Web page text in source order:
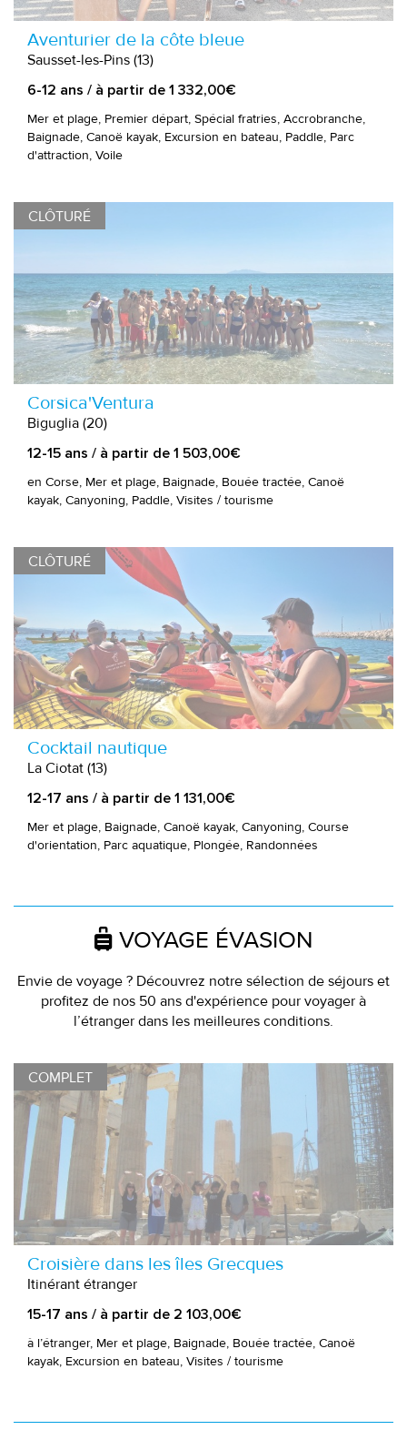
Aventurier de la côte bleue
Sausset-les-Pins (13)
6-12 ans / à partir de 1 332,00€
Mer et plage, Premier départ, Spécial fratries, Accrobranche,
Baignade, Canoë kayak, Excursion en bateau, Paddle, Parc
d'attraction, Voile
CLÔTURÉ
Corsica'Ventura
Biguglia (20)
12-15 ans / à partir de 1 503,00€
en Corse, Mer et plage, Baignade, Bouée tractée, Canoë
kayak, Canyoning, Paddle, Visites / tourisme
CLÔTURÉ
Cocktail nautique
La Ciotat (13)
12-17 ans / à partir de 1 131,00€
Mer et plage, Baignade, Canoë kayak, Canyoning, Course
d'orientation, Parc aquatique, Plongée, Randonnées
VOYAGE ÉVASION
Envie de voyage ? Découvrez notre sélection de séjours et
profitez de nos 50 ans d'expérience pour voyager à
l’étranger dans les meilleures conditions.
COMPLET
Croisière dans les îles Grecques
Itinérant étranger
15-17 ans / à partir de 2 103,00€
à l’étranger, Mer et plage, Baignade, Bouée tractée, Canoë
kayak, Excursion en bateau, Visites / tourisme